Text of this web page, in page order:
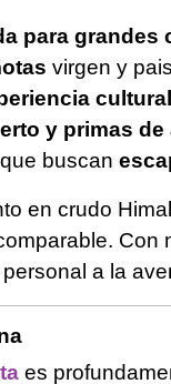
para grandes
virgen y
cultural
y primas de
buscan
en crudo
Con
a la
es